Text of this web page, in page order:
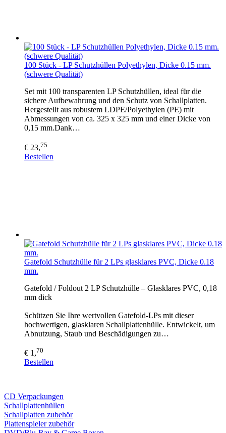
100 Stück - LP Schutzhüllen Polyethylen, Dicke 0.15 mm.
(schwere Qualität)
Set mit 100 transparenten LP Schutzhüllen, ideal für die
sichere Aufbewahrung und den Schutz von Schallplatten.
Hergestellt aus robustem LDPE/Polyethylen (PE) mit
Abmessungen von ca. 325 x 325 mm und einer Dicke von
0,15 mm.Dank…
€ 23,75
Bestellen
Gatefold Schutzhülle für 2 LPs glasklares PVC, Dicke 0.18
mm.
Gatefold / Foldout 2 LP Schutzhülle – Glasklares PVC, 0,18
mm dick
Schützen Sie Ihre wertvollen Gatefold-LPs mit dieser
hochwertigen, glasklaren Schallplattenhülle. Entwickelt, um
Abnutzung, Staub und Beschädigungen zu…
€ 1,70
Bestellen
CD Verpackungen
Schallplattenhüllen
Schallplatten zubehör
Plattenspieler zubehör